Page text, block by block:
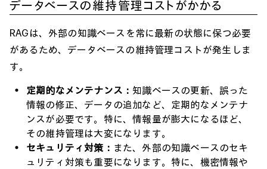
データベースの維持管理コストがかかる
RAGは、外部の知識ベースを常に最新の状態に保つ必要
があるため、データベースの維持管理コストが発生しま
す。
定期的なメンテナンス： 知識ベースの更新、誤った
情報の修正、データの追加など、定期的なメンテナ
ンスが必要です。特に、情報量が膨大になるほど、
その維持管理は大変になります。
セキュリティ対策： また、外部の知識ベースのセキ
ュリティ対策も重要になります。特に、機密情報や